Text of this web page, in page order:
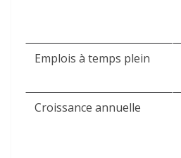
Emplois à temps plein
Croissance annuelle